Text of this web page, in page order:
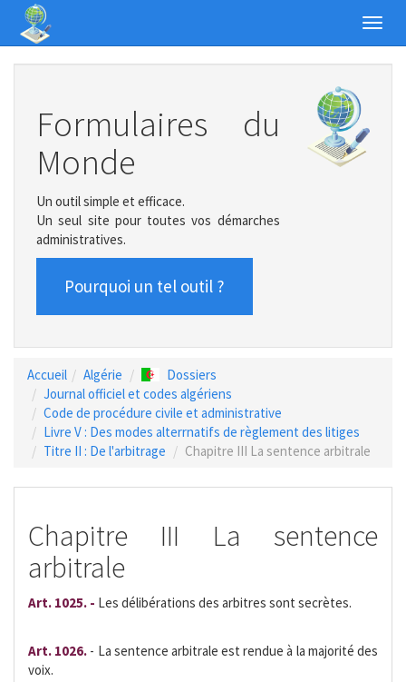
Formulaires du
Monde
Un outil simple et efficace.
Un seul site pour toutes vos démarches
administratives.
Pourquoi un tel outil ?
Accueil Algérie
Dossiers
Journal officiel et codes algériens
Code de procédure civile et administrative
Livre V : Des modes alterrnatifs de règlement des litiges
Titre II : De l'arbitrage
Chapitre III La sentence arbitrale
Chapitre III La sentence
arbitrale
Art. 1025. - Les délibérations des arbitres sont secrètes.
Art. 1026. - La sentence arbitrale est rendue à la majorité des
voix.